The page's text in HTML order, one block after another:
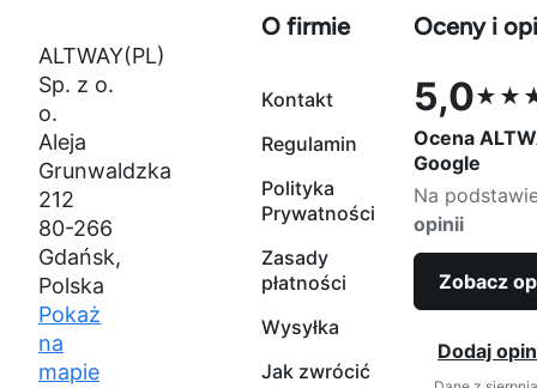
ALTWAY(PL)
Sp. z o.
o.
Aleja
Grunwaldzka
212
80-266
Gdańsk,
Polska
Pokaż
na
mapie
O firmie
Kontakt
Regulamin
Polityka
Prywatności
Zasady
płatności
Wysyłka
Jak zwrócić
Oceny i
5,0
Ocena 5,0
Ocena
Google
Na
opinii
Zobacz
Dodaj